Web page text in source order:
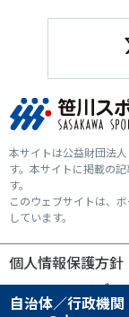
自治体／行政機関
本サイトは公益財団法
す。本サイトに掲載の
す。
このウェブサイトは、
しています。
個人情報保護方針
ソーシャルメディ